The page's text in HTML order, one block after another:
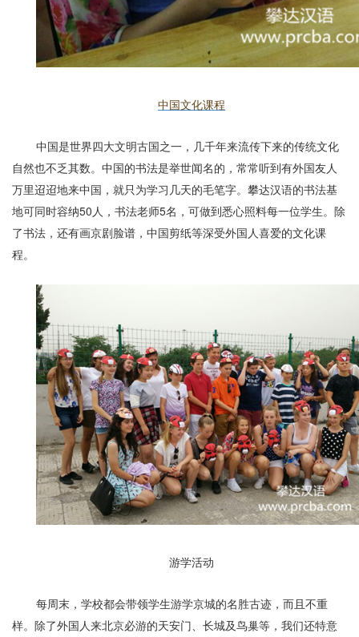
中国文化课程
中国是世界四大文明古国之一，几千年来流传下来的传统文化
自然也不乏其数。中国的书法是举世闻名的，常常听到有外国友人
万里迢迢地来中国，就只为学习几天的毛笔字。攀达汉语的书法基
地可同时容纳50人，书法老师5名，可做到悉心照料每一位学生。除
了书法，还有画京剧脸谱，中国剪纸等深受外国人喜爱的文化课
程。
游学活动
每周末，学校都会带领学生游学京城的名胜古迹，而且不重
样。除了外国人来北京必游的天安门、长城及鸟巢等，我们还特意